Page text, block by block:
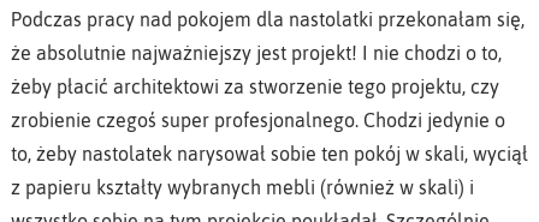
Podczas pracy nad pokojem dla nastolatki przekonałam się,
że absolutnie najważniejszy jest projekt! I nie chodzi o to,
żeby płacić architektowi za stworzenie tego projektu, czy
zrobienie czegoś super profesjonalnego. Chodzi jedynie o
to, żeby nastolatek narysował sobie ten pokój w skali, wyciął
z papieru kształty wybranych mebli (również w skali) i